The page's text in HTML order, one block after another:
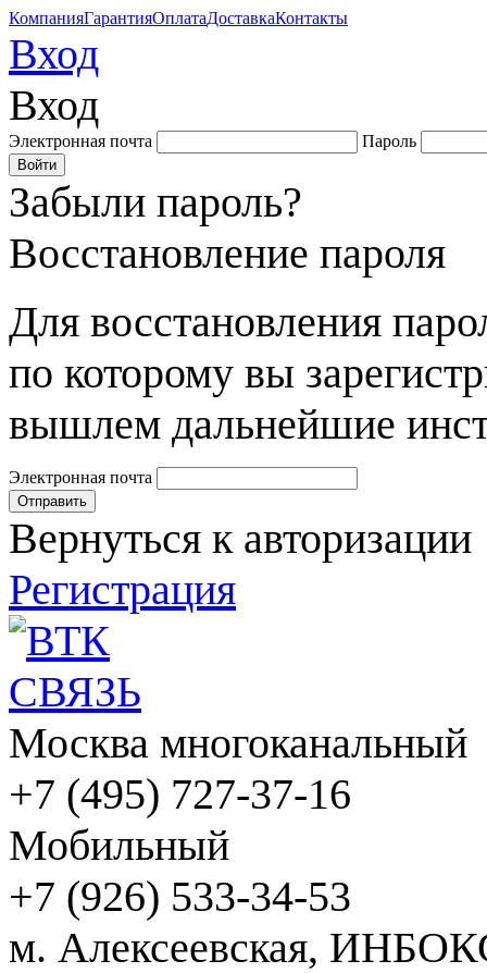
КомпанияГарантияОплатаДоставкаКонтакты
Вход
Вход
Электронная почта Пароль
Забыли пароль?
Восстановление пароля
Для восстановления
по которому вы
вышлем дальнейшие
Электронная почта
Вернуться к авторизации
Регистрация
Москва многоканальный
+7 (495) 727-37-16
Мобильный
+7 (926) 533-34-53
м. Алексеевская,